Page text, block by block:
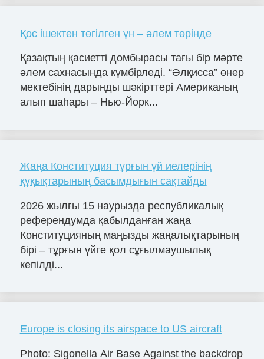
Қос ішектен төгілген үн – әлем төрінде
Қазақтың қасиетті домбырасы тағы бір мәрте
әлем сахнасында күмбірледі. “Әлқисса” өнер
мектебінің дарынды шәкірттері Американың
алып шаһары – Нью-Йорк...
Жаңа Конституция тұрғын үй иелерінің
құқықтарының басымдығын сақтайды
2026 жылғы 15 наурызда республикалық
референдумда қабылданған жаңа
Конституцияның маңызды жаңалықтарының
бірі – тұрғын үйге қол сұғылмаушылық
кепілді...
Europe is closing its airspace to US aircraft
Photo: Sigonella Air Base Against the backdrop